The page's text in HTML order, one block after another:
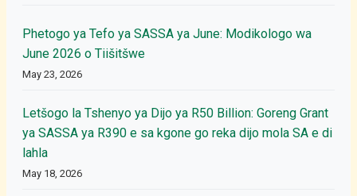
Phetogo ya Tefo ya SASSA ya June: Modikologo wa
June 2026 o Tiišitšwe
May 23, 2026
Letšogo la Tshenyo ya Dijo ya R50 Billion: Goreng Grant
ya SASSA ya R390 e sa kgone go reka dijo mola SA e di
lahla
May 18, 2026